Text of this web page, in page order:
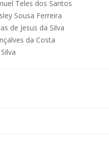
Teles dos Santos
Sousa Ferreira
de Jesus da Silva
da Costa